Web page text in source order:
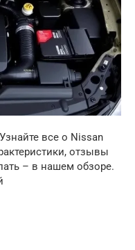
все о Nissan
отзывы
– в нашем обзоре.